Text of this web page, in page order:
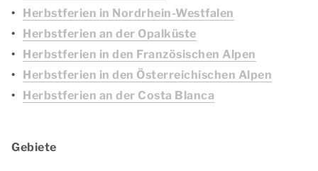
Herbstferien in Nordrhein-Westfalen
Herbstferien an der Opalküste
Herbstferien in den Französischen Alpen
Herbstferien in den Österreichischen Alpen
Herbstferien an der Costa Blanca
Gebiete